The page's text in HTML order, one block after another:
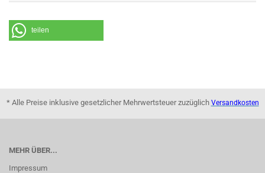
teilen
* Alle Preise inklusive gesetzlicher Mehrwertsteuer zuzüglich Versandkosten
MEHR ÜBER...
Impressum